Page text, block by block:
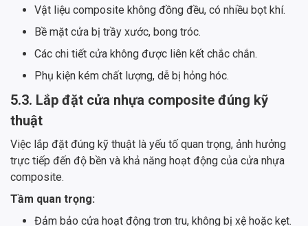
Vật liệu composite không đồng đều, có nhiều bọt khí.
Bề mặt cửa bị trầy xước, bong tróc.
Các chi tiết cửa không được liên kết chắc chắn.
Phụ kiện kém chất lượng, dễ bị hỏng hóc.
5.3. Lắp đặt cửa nhựa composite đúng kỹ
thuật
Việc lắp đặt đúng kỹ thuật là yếu tố quan trọng, ảnh hưởng
trực tiếp đến độ bền và khả năng hoạt động của cửa nhựa
composite.
Tầm quan trọng:
Đảm bảo cửa hoạt động trơn tru, không bị xệ hoặc kẹt.